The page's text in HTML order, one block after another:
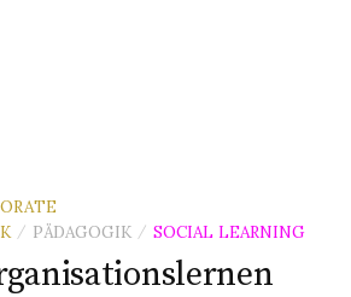
/ PÄDAGOGIK / SOCIAL LEARNING